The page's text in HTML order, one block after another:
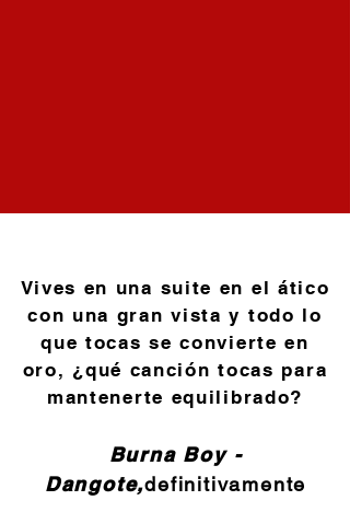
Vives en una suite en el ático
con una gran vista y todo lo
que tocas se convierte en
oro, ¿qué canción tocas para
mantenerte equilibrado?
Burna Boy -
Dangote,definitivamente